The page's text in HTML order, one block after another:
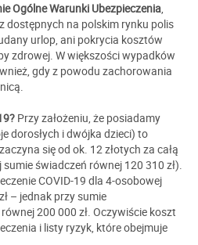
Ogólne Warunki Ubezpieczenia,
dostępnych na polskim rynku polis
urlop, ani pokrycia kosztów
zdrowej. W większości wypadków
gdy z powodu zachorowania
Przy założeniu, że posiadamy
dorosłych i dwójka dzieci) to
się od ok. 12 złotych za całą
świadczeń równej 120 310 zł).
COVID-19 dla 4-osobowej
– jednak przy sumie
200 000 zł. Oczywiście koszt
i listy ryzyk, które obejmuje